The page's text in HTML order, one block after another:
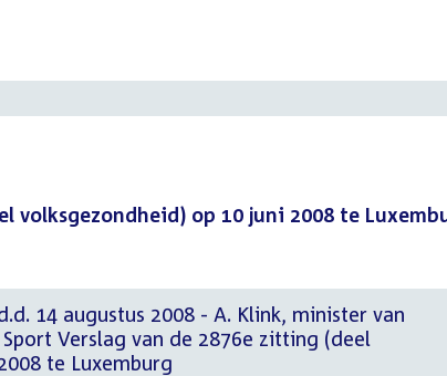
volksgezondheid) op 10 juni 2008 te
14 augustus 2008 - A. Klink, minister van
Verslag van de 2876e zitting (deel
te Luxemburg